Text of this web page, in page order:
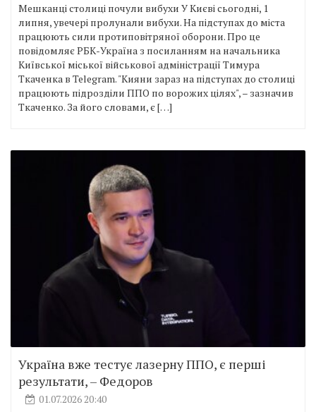
Мешканці столиці почули вибухи У Києві сьогодні, 1
липня, увечері пролунали вибухи. На підступах до міста
працюють сили протиповітряної оборони. Про це
повідомляє РБК-Україна з посиланням на начальника
Київської міської військової адміністрації Тимура
Ткаченка в Telegram. "Кияни зараз на підступах до столиці
працюють підрозділи ППО по ворожих цілях", – зазначив
Ткаченко. За його словами, є […]
Україна вже тестує лазерну ППО, є перші
результати, – Федоров
01.07.2026 20:40